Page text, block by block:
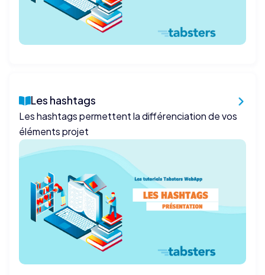
Les hashtags
Les hashtags permettent la différenciation de vos
éléments projet